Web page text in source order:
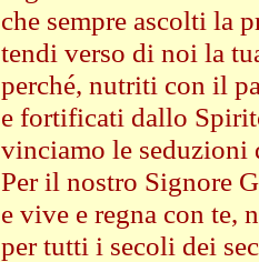
che sempre ascolti la
tendi verso di noi la
perché, nutriti con il
e fortificati dallo
vinciamo le seduzioni
Per il nostro Signore
e vive e regna con te,
per tutti i secoli dei